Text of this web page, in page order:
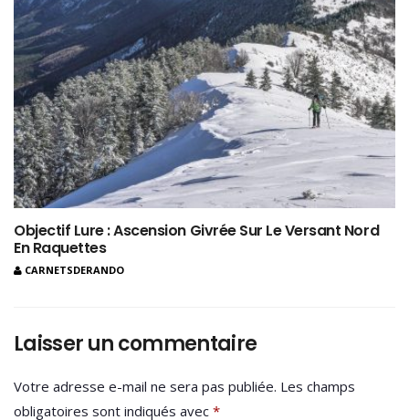
Objectif Lure : Ascension Givrée Sur Le Versant Nord
En Raquettes
CARNETSDERANDO
Laisser un commentaire
Votre adresse e-mail ne sera pas publiée. Les champs
obligatoires sont indiqués avec *